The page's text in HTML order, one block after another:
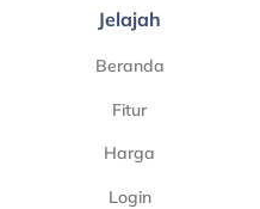
Jelajah
Beranda
Fitur
Harga
Login